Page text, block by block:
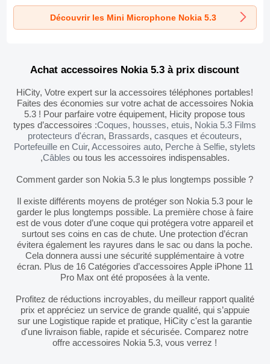
Parleur K06 pour
Nokia 5.3 Noir
Parleur K05 pour
Nokia 5.3 Noir
Parleur K08 pour
Nokia 5.3 Noir
Découvrir les Mini Microphone Nokia 5.3
Achat accessoires Nokia 5.3 à prix discount
HiCity, Votre expert sur la accessoires téléphones portables!
Faites des économies sur votre achat de accessoires Nokia
5.3 ! Pour parfaire votre équipement, Hicity propose tous
types d’accessoires :Coques, housses, etuis, Nokia 5.3 Films
protecteurs d'écran, Brassards,casques et écouteurs,
Portefeuille en Cuir,Accessoires auto, Perche à Selfie,stylets
,Câbles ou tous les accessoires indispensables.
Comment garder son Nokia 5.3 le plus longtemps possible ?
Il existe différents moyens de protéger son Nokia 5.3 pour le
garder le plus longtemps possible. La première chose à faire
est de vous doter d’une coque qui protégera votre appareil et
surtout ses coins en cas de chute. Une protection d’écran
évitera également les rayures dans le sac ou dans la poche.
Cela donnera aussi une sécurité supplémentaire à votre
écran. Plus de 16 Catégories d’accessoires Apple iPhone 11
Pro Max ont été proposées à la vente.
Profitez de réductions incroyables, du meilleur rapport qualité
prix et appréciez un service de grande qualité, qui s’appuie
sur une Logistique rapide et pratique, HiCity c'est la garantie
d'une livraison fiable, rapide et sécurisée. Comparez notre
offre accessoires Nokia 5.3, vous verrez !